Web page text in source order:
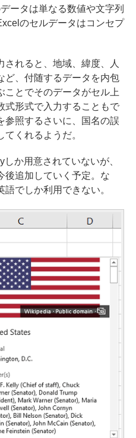
ータは単なる数値や文字列
のセルデータはコンセプ
れると、地域、緯度、人
ど、付随するデータを内包
ことでそのデータがセル上
式形式で入力することもで
参照するさいに、国名の誤
くれるようだ。
か用意されていないが、
後追加していく予定。な
でしか利用できない。